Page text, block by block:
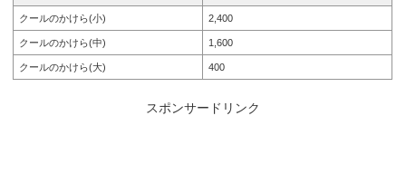
クールのかけら(小) 2,400
クールのかけら(中) 1,600
クールのかけら(大) 400
スポンサードリンク